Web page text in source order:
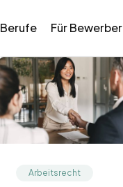
Berufe Für Bewerber
Arbeitsrecht